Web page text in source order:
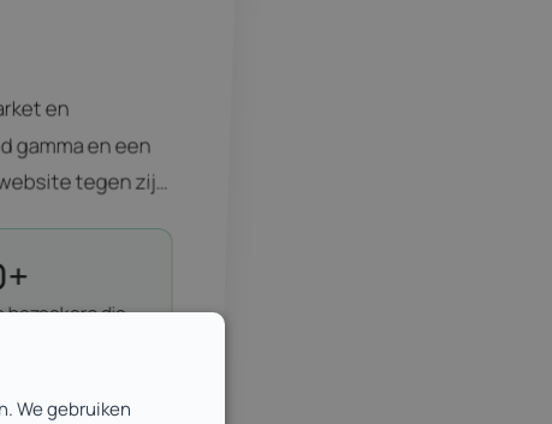
en
gamma en een
tegen zijn
om de basis te
bezoekers die
We gebruiken